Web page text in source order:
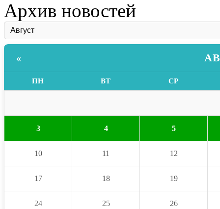
Архив новостей
«
ПН ВТ СР
3 4 5
10 11 12
17 18 19
24 25 26